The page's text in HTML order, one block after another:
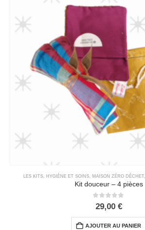
LES KITS, HYGIÈNE ET SOINS, MAISON ZÉRO DÉCHET,
Kit douceur – 4 pièces
0out of 5
29,00 €
AJOUTER AU PANIER